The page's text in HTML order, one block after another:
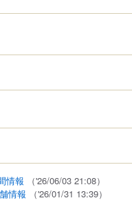
情報
（'26/06/03 21:08）
情報 （'26/01/31 13:39）